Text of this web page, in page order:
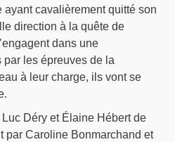
ayant cavalièrement quitté son
direction à la quête de
dans une
par les épreuves de la
à leur charge, ils vont se
Déry et Élaine Hébert de
par Caroline Bonmarchand et